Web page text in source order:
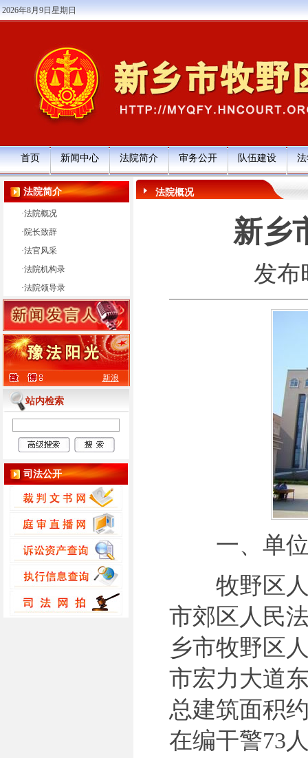
2026年8月9日星期日
首页 新闻中心 法院简介 审务公开 队伍建设
法院简介
·法院概况
·院长致辞
·法官风采
·法院机构录
·法院领导录
新浪
站内检索
司法公开
法院概况
新乡
发布
一、单位
牧野区人
市郊区人民
乡市牧野区
市宏力大道
总建筑面积
在编干警73